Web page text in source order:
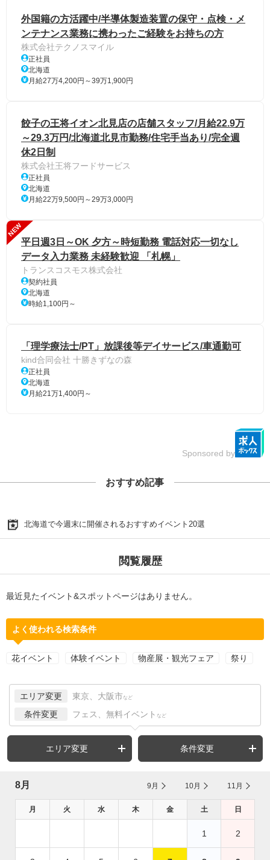
外国籍の方活躍中/半導体製造装置の保守・点検・メ
ンテナンス業務に携わったご経験をお持ちの方
株式会社テクノスマイル
正社員
北海道
月給27万4,200円～39万1,900円
餃子の王将イオン北見店の店舗スタッフ/月給22.9万
～29.3万円/北海道北見市勤務/住宅手当あり/完全週
休2日制
株式会社王将フードサービス
正社員
北海道
月給22万9,500円～29万3,000円
NEW
平日週3日～OK 夕方～時短勤務 電話対応一切なし
データ入力業務 未経験歓迎 「札幌」
トランスコスモス株式会社
契約社員
北海道
時給1,100円～
「理学療法士/PT」放課後等デイサービス/車通勤可
kind合同会社 十勝きずなの森
正社員
北海道
月給21万1,400円～
Sponsored by
おすすめ記事
北海道で今週末に開催されるおすすめイベント20選
閲覧履歴
最近見たイベント&スポットページはありません。
よく使われる検索条件
花イベント 体験イベント 物産展・観光フェア 祭り
エリア変更 東京、大阪市 など
条件変更 フェス、無料イベント など
エリア変更 条件変更
8月 9月 10月 11月
月 火 水 木 金 土 日
1 2